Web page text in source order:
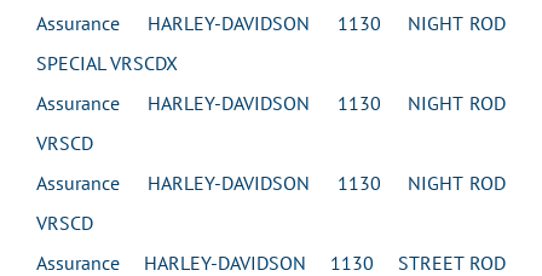
Assurance HARLEY-DAVIDSON 1130 NIGHT ROD
SPECIAL VRSCDX
Assurance HARLEY-DAVIDSON 1130 NIGHT ROD
VRSCD
Assurance HARLEY-DAVIDSON 1130 NIGHT ROD
VRSCD
Assurance HARLEY-DAVIDSON 1130 STREET ROD